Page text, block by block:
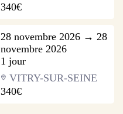
340€
28 novembre 2026 → 28
novembre 2026
1 jour
VITRY-SUR-SEINE
340€